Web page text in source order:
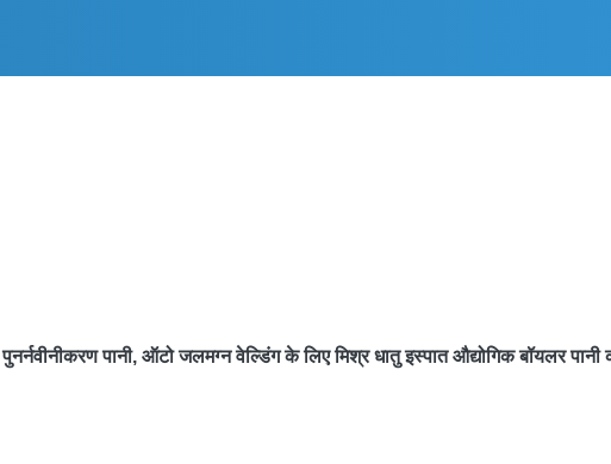
पुनर्नवीनीकरण पानी, ऑटो जलमग्न वेल्डिंग के लिए मिश्र धातु इस्पात औद्योगिक बॉयलर पानी